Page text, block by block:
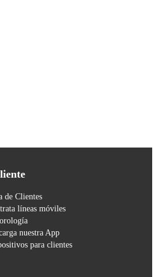
de Clientes
líneas móviles
nuestra App
para clientes